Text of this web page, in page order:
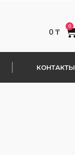
0 ₸
0
КОНТАКТЫ